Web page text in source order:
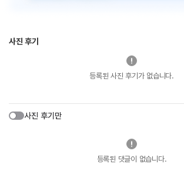
사진 후기
등록된 사진 후기가 없습니다.
사진 후기만
등록된 댓글이 없습니다.